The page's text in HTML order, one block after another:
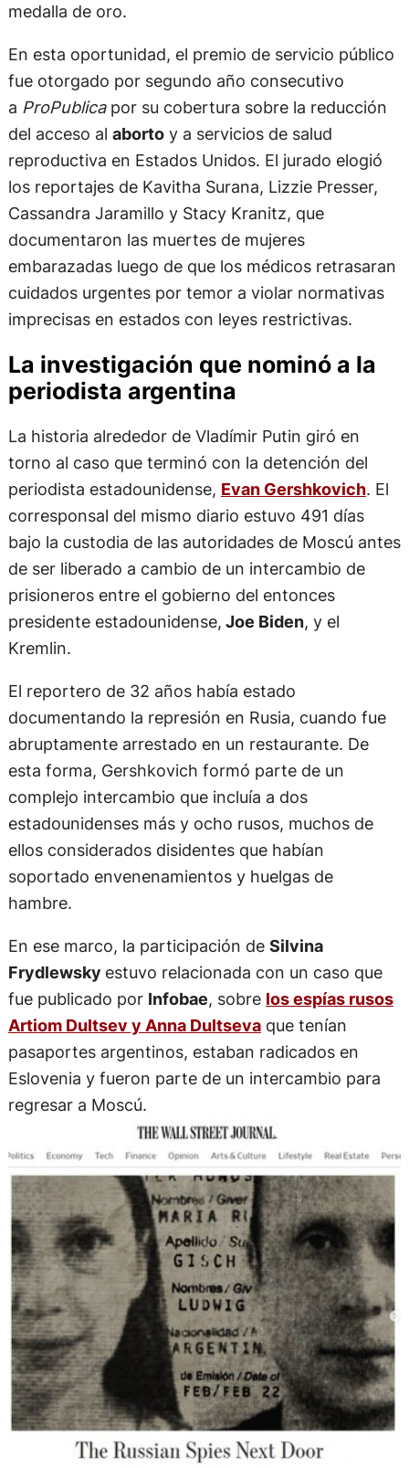
medalla de oro.
En esta oportunidad, el premio de servicio público
fue otorgado por segundo año consecutivo
a ProPublicapor su cobertura sobre la reducción
del acceso al abortoy a servicios de salud
reproductiva en Estados Unidos. El jurado elogió
los reportajes de Kavitha Surana, Lizzie Presser,
Cassandra Jaramillo y Stacy Kranitz, que
documentaron las muertes de mujeres
embarazadas luego de que los médicos retrasaran
cuidados urgentes por temor a violar normativas
imprecisas en estados con leyes restrictivas.
La investigación que nominó a la
periodista argentina
La historia alrededor de Vladímir Putin giró en
torno al caso que terminó con la detención del
periodista estadounidense, Evan Gershkovich. El
corresponsal del mismo diario estuvo 491 días
bajo la custodia de las autoridades de Moscú antes
de ser liberado a cambio de un intercambio de
prisioneros entre el gobierno del entonces
presidente estadounidense, Joe Biden, y el
Kremlin.
El reportero de 32 años había estado
documentando la represión en Rusia, cuando fue
abruptamente arrestado en un restaurante. De
esta forma, Gershkovich formó parte de un
complejo intercambio que incluía a dos
estadounidenses más y ocho rusos, muchos de
ellos considerados disidentes que habían
soportado envenenamientos y huelgas de
hambre.
En ese marco, la participación de Silvina
Frydlewsky estuvo relacionada con un caso que
fue publicado por Infobae, sobre los espías rusos
Artiom Dultsev y Anna Dultsevaque tenían
pasaportes argentinos, estaban radicados en
Eslovenia y fueron parte de un intercambio para
regresar a Moscú.